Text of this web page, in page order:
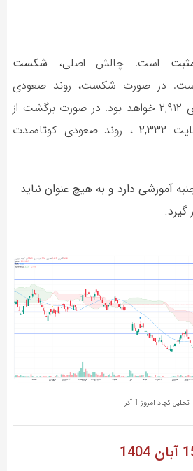
است. چالش اصلی، شکست
در صورت شکست، روند صعودی
ادامه یافته و هدف بعدی ۲,۹۱۲ خواهد بود. در صورت برگشت از
۲,۳۳۲ ، روند صعودی کوتاه‌مدت
آموزشی دارد و به هیچ عنوان نباید
گیرد.
تحلیل کچاد امروز 1 آذر